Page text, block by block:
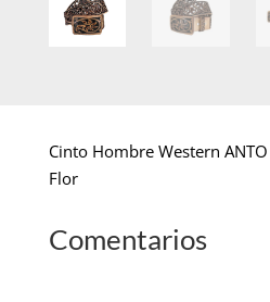
Cinto Hombre Western
Flor
Comentarios